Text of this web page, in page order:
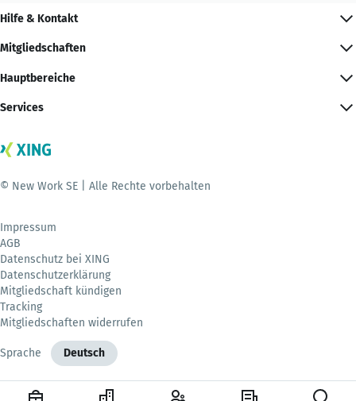
Hilfe & Kontakt
Mitgliedschaften
Hauptbereiche
Services
© New Work SE | Alle Rechte vorbehalten
Impressum
AGB
Datenschutz bei XING
Datenschutzerklärung
Mitgliedschaft kündigen
Tracking
Mitgliedschaften widerrufen
Sprache Deutsch